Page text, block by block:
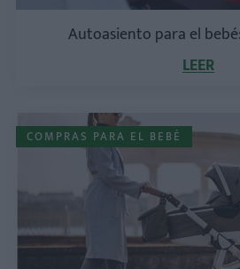
Autoasiento para el
LEER
COMPRAS PARA EL BEBÉ